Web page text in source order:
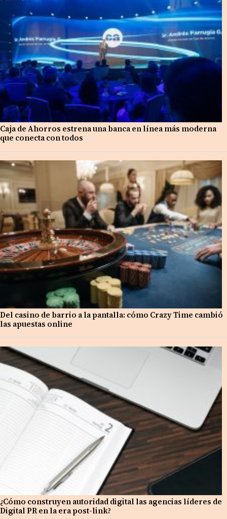
Caja de Ahorros estrena una banca en línea más moderna
que conecta con todos
Del casino de barrio a la pantalla: cómo Crazy Time cambió
las apuestas online
¿Cómo construyen autoridad digital las agencias líderes de
Digital PR en la era post-link?